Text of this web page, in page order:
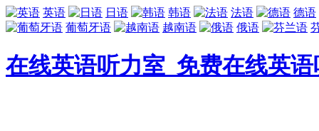
英语 日语 韩语 法语
德语
葡萄牙语
越南语 俄语
在线英语听力室_免费在线英